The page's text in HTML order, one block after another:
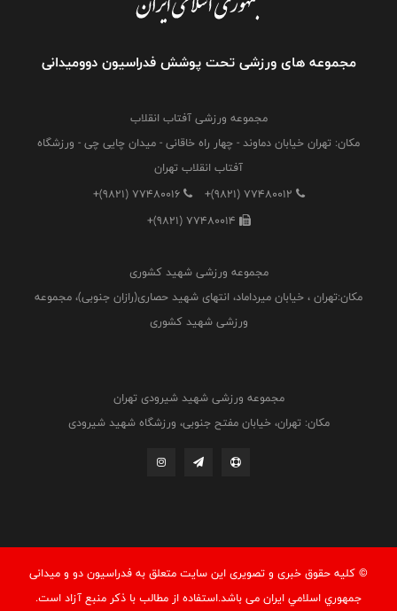
مجموعه های ورزشی تحت پوشش فدراسیون دوومیدانی
مجموعه ورزشی آفتاب انقلاب
مکان: تهران خیابان دماوند - چهار راه خاقانی - میدان چایی چی - ورزشگاه
آفتاب انقلاب تهران
+(9821) 77480012
+(9821) 77480016
+(9821) 77480014
مجموعه ورزشی شهید کشوری
مکان:تهران ، خیابان میرداماد، انتهای شهید حصاری(رازان جنوبی)، مجموعه
ورزشی شهید کشوری
مجموعه ورزشی شهید شیرودی تهران
مکان: تهران، خیابان مفتح جنوبی، ورزشگاه شهید شیرودی
© کليه حقوق خبری و تصويری اين سايت متعلق به فدراسيون دو و میدانی
جمهوري اسلامي ايران می باشد.استفاده از مطالب با ذكر منبع آزاد است.